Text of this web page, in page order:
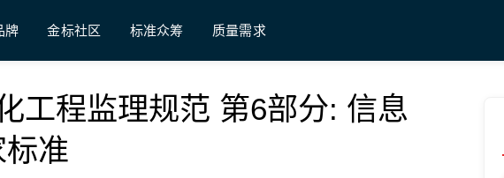
牌 金标社区 标准众筹 质量需求
工程监理规范 第6部分: 信息
准